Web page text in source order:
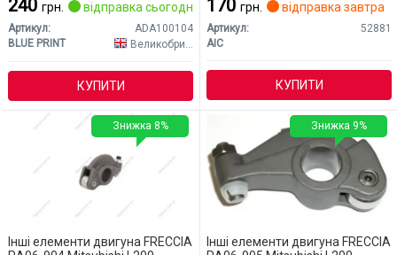
240 грн. відправка сьогодні
Артикул:
ADA100104
BLUE PRINT
Великобританія
КУПИТИ
170 грн. відправка завтра
Артикул:
52881
AIC
КУПИТИ
Інші елементи двигуна FRECCIA
Знижка 8%
Інші елементи двигуна FRECCIA
Знижка 9%